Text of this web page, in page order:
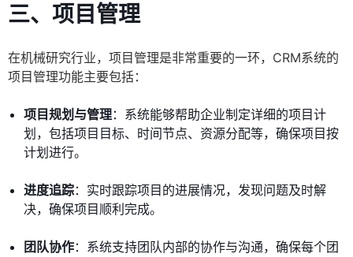
三、项目管理
在机械研究行业，项目管理是非常重要的一环，CRM系统的
项目管理功能主要包括：
项目规划与管理：系统能够帮助企业制定详细的项目计
划，包括项目目标、时间节点、资源分配等，确保项目按
计划进行。
进度追踪：实时跟踪项目的进展情况，发现问题及时解
决，确保项目顺利完成。
团队协作：系统支持团队内部的协作与沟通，确保每个团